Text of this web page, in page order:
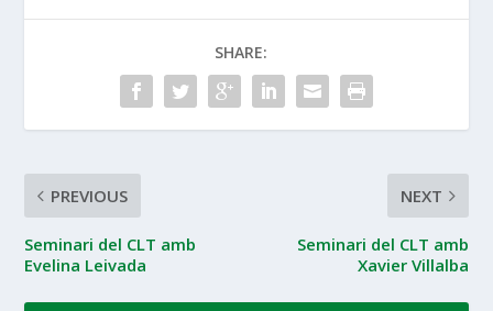
SHARE:
PREVIOUS
Seminari del CLT amb
Evelina Leivada
NEXT
Seminari del CLT amb
Xavier Villalba